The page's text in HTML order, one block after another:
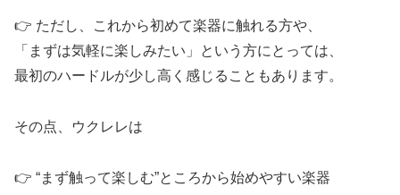
👉 ただし、これから初めて楽器に触れる方や、
「まずは気軽に楽しみたい」という方にとっては、
最初のハードルが少し高く感じることもあります。
その点、ウクレレは
👉 “まず触って楽しむ”ところから始めやすい楽器